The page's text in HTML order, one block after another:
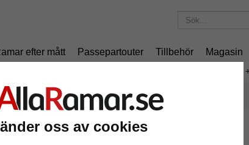
oss av cookies
efter mått Passepartouter Tillbehör Magasin
1500 delar
för 1500 delar